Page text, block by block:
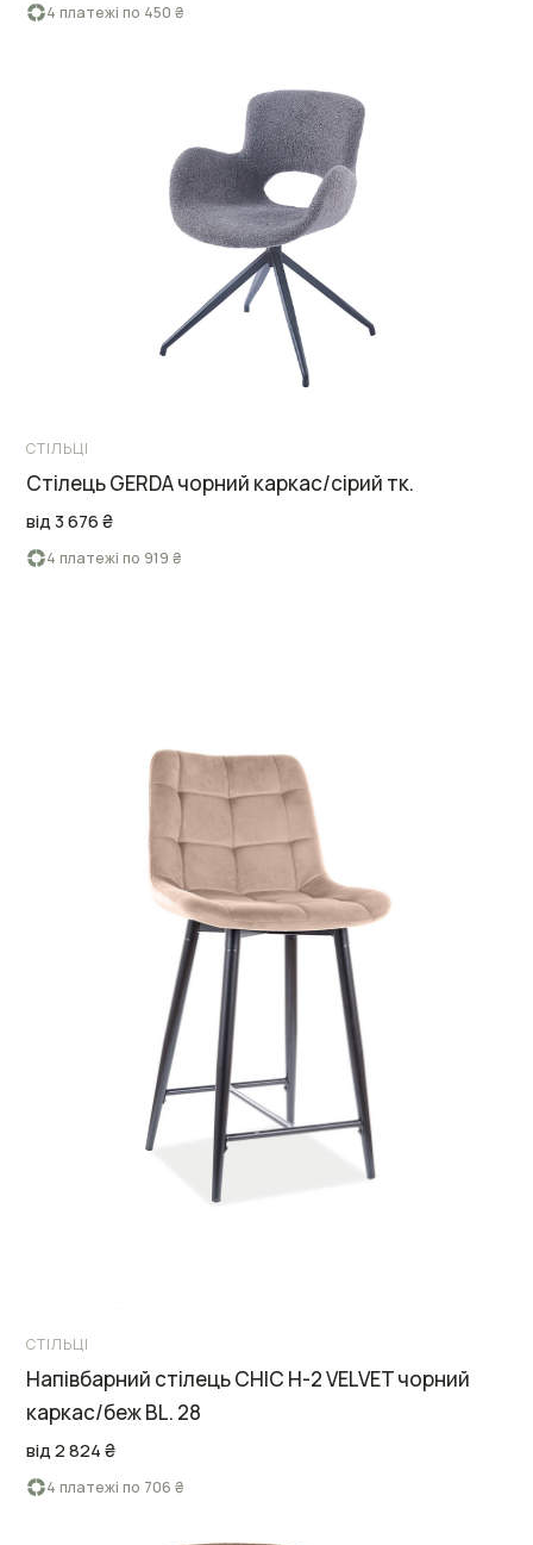
4 платежі по 450 ₴
СТІЛЬЦІ
Стілець GERDA чорний каркас/сірий тк.
від 3 676 ₴
4 платежі по 919 ₴
СТІЛЬЦІ
Напівбарний стілець CHIC H-2 VELVET чорний
каркас/беж BL. 28
від 2 824 ₴
4 платежі по 706 ₴